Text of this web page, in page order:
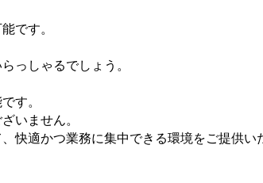
です。
っしゃるでしょう。
す。
いません。
快適かつ業務に集中できる環境をご提供い